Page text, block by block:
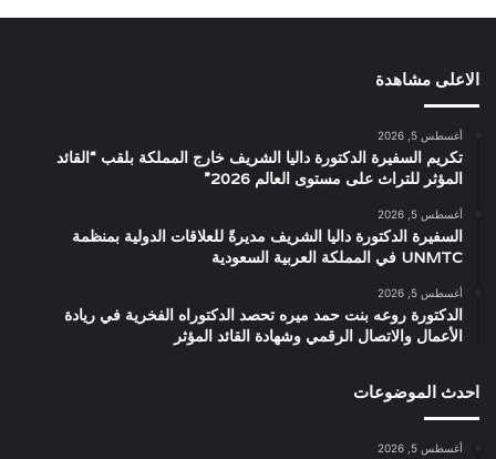
الاعلى مشاهدة
أغسطس 5, 2026
تكريم السفيرة الدكتورة داليا الشريف خارج المملكة بلقب “القائد
المؤثر للتراث على مستوى العالم 2026”
أغسطس 5, 2026
السفيرة الدكتورة داليا الشريف مديرةً للعلاقات الدولية بمنظمة
UNMTC في المملكة العربية السعودية
أغسطس 5, 2026
الدكتورة روعه بنت حمد ميره تحصد الدكتوراه الفخرية في ريادة
الأعمال والاتصال الرقمي وشهادة القائد المؤثر
احدث الموضوعات
أغسطس 5, 2026